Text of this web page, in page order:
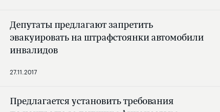
27.11.2017
Депутаты предлагают запретить
эвакуировать на штрафстоянки автомобили
инвалидов
Предлагается установить требования